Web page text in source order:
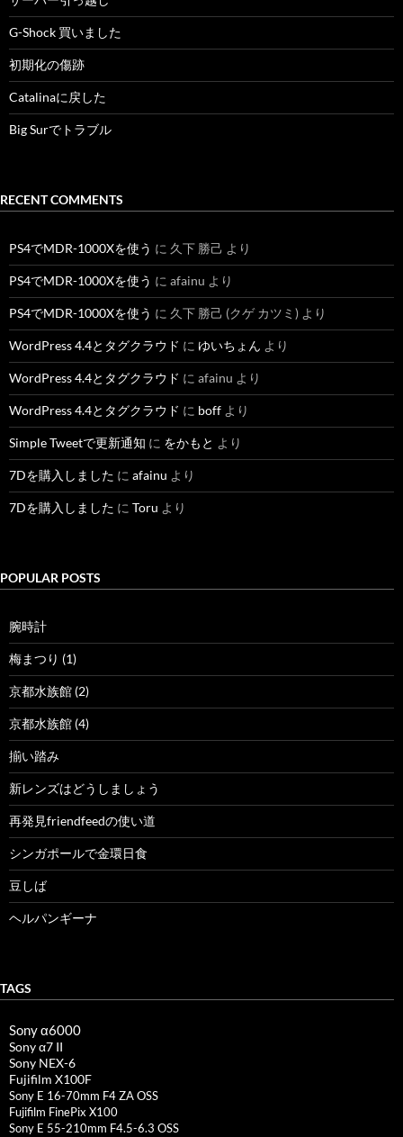
G-Shock 買いました
初期化の傷跡
Catalinaに戻した
Big Surでトラブル
RECENT COMMENTS
PS4でMDR-1000Xを使う に 久下 勝己 より
PS4でMDR-1000Xを使う に afainu より
PS4でMDR-1000Xを使う に 久下 勝己 (クゲ カツミ) より
WordPress 4.4とタグクラウド に ゆいちょん より
WordPress 4.4とタグクラウド に afainu より
WordPress 4.4とタグクラウド に boff より
Simple Tweetで更新通知 に をかもと より
7Dを購入しました に afainu より
7Dを購入しました に Toru より
POPULAR POSTS
腕時計
梅まつり (1)
京都水族館 (2)
京都水族館 (4)
揃い踏み
新レンズはどうしましょう
再発見friendfeedの使い道
シンガポールで金環日食
豆しば
ヘルパンギーナ
TAGS
Sony α6000
Sony α7 II
Sony NEX-6
Fujifilm X100F
Sony E 16-70mm F4 ZA OSS
Fujifilm FinePix X100
Sony E 55-210mm F4.5-6.3 OSS